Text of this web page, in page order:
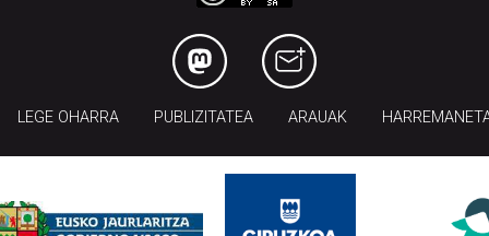
LEGE OHARRA PUBLIZITATEA ARAUAK